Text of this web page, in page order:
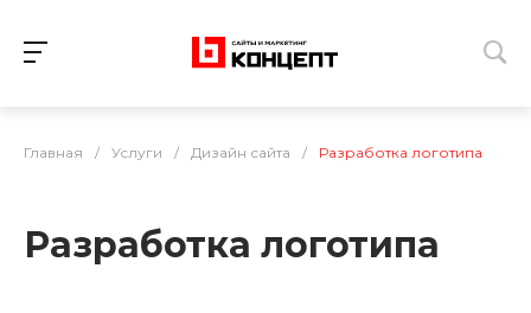
Главная / Услуги / Дизайн сайта / Разработка логотипа
Разработка логотипа